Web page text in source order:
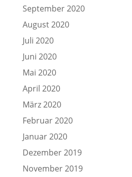
September 2020
August 2020
Juli 2020
Juni 2020
Mai 2020
April 2020
März 2020
Februar 2020
Januar 2020
Dezember 2019
November 2019